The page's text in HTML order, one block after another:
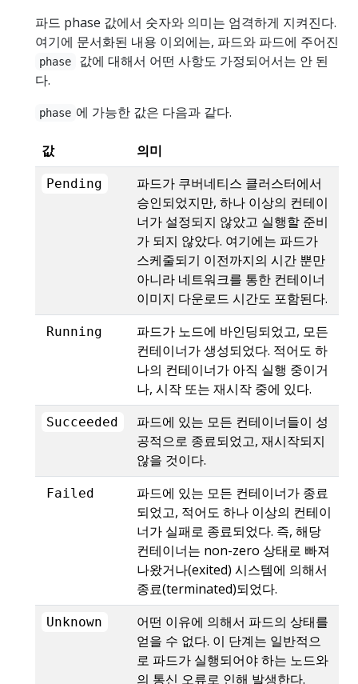
파드 phase 값에서 숫자와 의미는 엄격하게 지켜진다.
여기에 문서화된 내용 이외에는, 파드와 파드에 주어진
phase
값에 대해서 어떤 사항도 가정되어서는 안 된
다.
phase 에 가능한 값은 다음과 같다.
값 의미
Pending
파드가 쿠버네티스 클러스터에서
승인되었지만, 하나 이상의 컨테이
너가 설정되지 않았고 실행할 준비
가 되지 않았다. 여기에는 파드가
스케줄되기 이전까지의 시간 뿐만
아니라 네트워크를 통한 컨테이너
이미지 다운로드 시간도 포함된다.
Running
파드가 노드에 바인딩되었고, 모든
컨테이너가 생성되었다. 적어도 하
나의 컨테이너가 아직 실행 중이거
나, 시작 또는 재시작 중에 있다.
Succeeded
파드에 있는 모든 컨테이너들이 성
공적으로 종료되었고, 재시작되지
않을 것이다.
Failed
파드에 있는 모든 컨테이너가 종료
되었고, 적어도 하나 이상의 컨테이
너가 실패로 종료되었다. 즉, 해당
컨테이너는 non-zero 상태로 빠져
나왔거나(exited) 시스템에 의해서
종료(terminated)되었다.
Unknown
어떤 이유에 의해서 파드의 상태를
얻을 수 없다. 이 단계는 일반적으
로 파드가 실행되어야 하는 노드와
의 통신 오류로 인해 발생한다.